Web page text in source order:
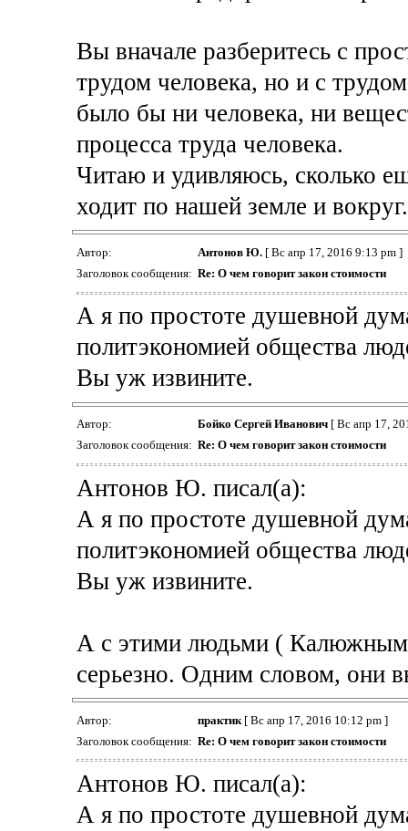
Вы вначале разберитесь с
трудом человека, но и с
было бы ни человека, ни
процесса труда человека.
Читаю и удивляюсь, сколько
ходит по нашей земле и вокруг.
Автор: Антонов Ю.[ Вс апр 17, 2016 9:13 pm ]
Заголовок сообщения: Re: О чем говорит закон стоимости
А я по простоте душевной
политэкономией общества
Вы уж извините.
Автор: Бойко Сергей Иванович[ Вс апр 17,
Заголовок сообщения: Re: О чем говорит закон стоимости
Антонов Ю. писал(а):
А я по простоте душевной
политэкономией общества
Вы уж извините.
А с этими людьми ( Калюжным,
серьезно. Одним словом,
Автор: практик[ Вс апр 17, 2016 10:12 pm ]
Заголовок сообщения: Re: О чем говорит закон стоимости
Антонов Ю. писал(а):
А я по простоте душевной